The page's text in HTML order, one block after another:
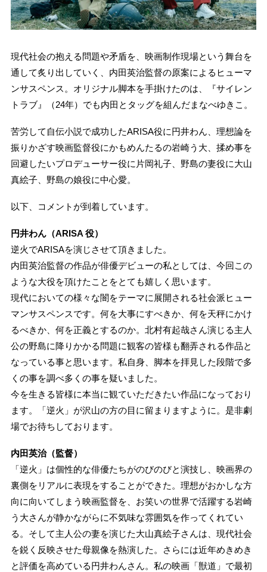
現代社会の抱える問題や矛盾を、映画制作現場という舞台を
通して炙り出していく、内田英治監督の原案によるヒューマ
ンサスペンス。オリジナル脚本を手掛けたのは、『サイレン
トラブ』（24年）でも内田とタッグを組んだまなべゆきこ。
苦労して自伝小説で成功したARISA役に円井わん、理想論を
振りかざす映画監督役にかもめんたるの岩崎う大、揉め事を
回避したいプロデューサー役に片岡礼子、野島の妻役に大山
真絵子、野島の娘役に中心愛。
以下、コメントが到着しています。
円井わん（ARISA 役）
逆火でARISAを演じさせて頂きました。
内田英治監督の作品が俳優デビューの私としては、今回この
ような大役を頂けたことをとても嬉しく思います。
現代においての様々な闇をテーマに展開される社会派ヒュー
マンサスペンスです。何を大事にすべきか、何を天秤にかけ
るべきか、何を正義とするのか。北村有起哉さん演じる主人
公の野島に降りかかる問題に観客の皆様も翻弄される作品と
なっている事と思います。私自身、脚本を拝見した段階で多
くの事を調べ多くの事を疑いました。
今を生きる皆様に本当に観ていただきたい作品になっており
ます。「逆火」が沢山の方の目に留まりますように。是非劇
場でお待ちしております。
内田英治（監督）
「逆火」は個性的な俳優たちがのびのびと演技し、映画界の
裏側をリアルに表現をすることができた。理想がおかしな方
向に向いてしまう映画監督を、お笑いの世界で活躍する岩崎
う大さんが静かながらに不気味な雰囲気を作ってくれてい
る。そして主人公の妻を演じた大山真絵子さんは、現代社会
を鋭く反映させた母親像を熱演した。さらには近年めきめき
と評価を高めている円井わんさん。私の映画「獣道」で最初